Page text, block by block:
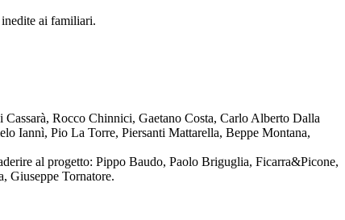
ai familiari.
Rocco Chinnici, Gaetano Costa, Carlo Alberto Dalla
Iannì, Pio La Torre, Piersanti Mattarella, Beppe Montana,
al progetto: Pippo Baudo, Paolo Briguglia, Ficarra&Picone,
Giuseppe Tornatore.